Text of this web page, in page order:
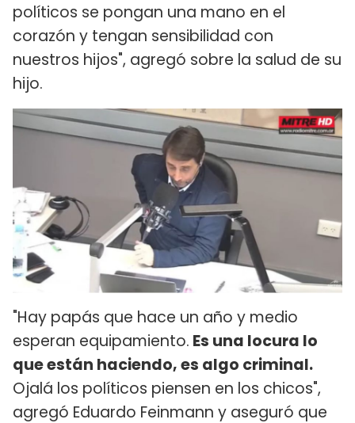
políticos se pongan una mano en el
corazón y tengan sensibilidad con
nuestros hijos", agregó sobre la salud de su
hijo.
"Hay papás que hace un año y medio
esperan equipamiento. Es una locura lo
que están haciendo, es algo criminal.
Ojalá los políticos piensen en los chicos",
agregó Eduardo Feinmann y aseguró que